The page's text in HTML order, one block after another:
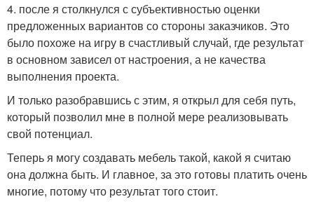
4. после я столкнулся с субъективностью оценки
предложенных вариантов со стороны заказчиков. Это
было похоже на игру в счастливый случай, где результат
в основном зависел от настроения, а не качества
выполнения проекта.
И только разобравшись с этим, я открыл для себя путь,
который позволил мне в полной мере реализовывать
свой потенциал.
Теперь я могу создавать мебель такой, какой я считаю
она должна быть. И главное, за это готовы платить очень
многие, потому что результат того стоит.